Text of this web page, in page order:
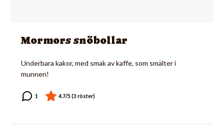
Mormors snöbollar
Underbara kakor, med smak av kaffe, som smälter i
munnen!